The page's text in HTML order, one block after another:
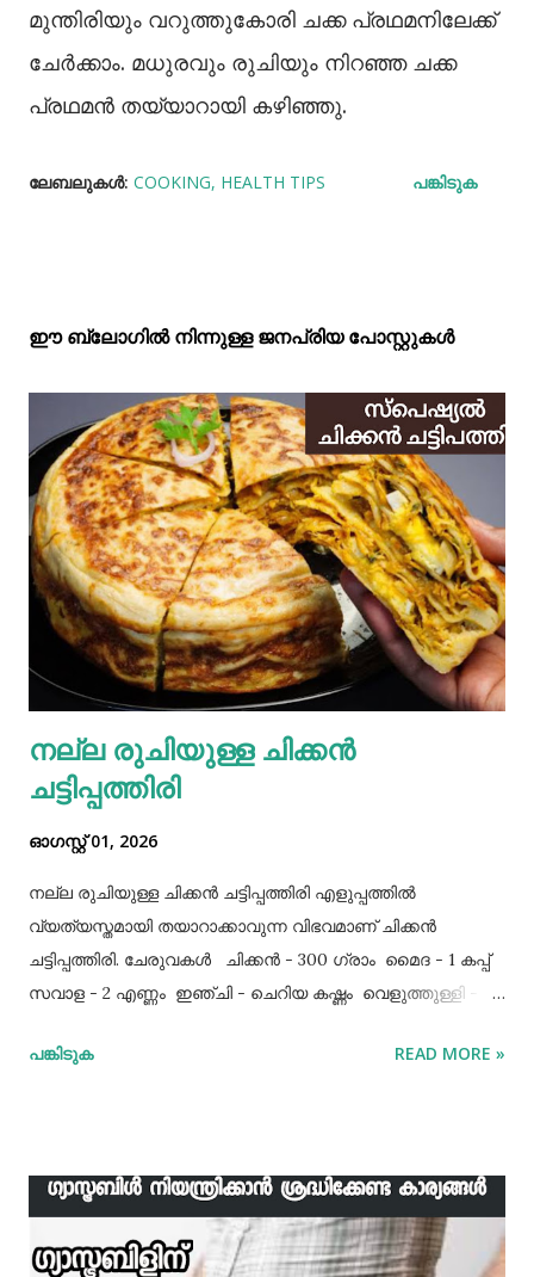
മുന്തിരിയും വറുത്തുകോരി ചക്ക പ്രഥമനിലേക്ക്
ചേർക്കാം. മധുരവും രുചിയും നിറഞ്ഞ ചക്ക
പ്രഥമൻ തയ്യാറായി കഴിഞ്ഞു.
ലേബലുകള്‍: COOKING HEALTH TIPS പങ്കിടുക
ഈ ബ്ലോഗിൽ നിന്നുള്ള ജനപ്രിയ പോസ്റ്റുകള്‍‌
നല്ല രുചിയുള്ള ചിക്കൻ
ചട്ടിപ്പത്തിരി
ഓഗസ്റ്റ് 01, 2026
നല്ല രുചിയുള്ള ചിക്കൻ ചട്ടിപ്പത്തിരി എളുപ്പത്തിൽ
വ്യത്യസ്തമായി തയാറാക്കാവുന്ന വിഭവമാണ് ചിക്കൻ
ചട്ടിപ്പത്തിരി. ചേരുവകൾ ചിക്കൻ - 300 ഗ്രാം മൈദ - 1 കപ്പ്‌
സവാള - 2 എണ്ണം ഇഞ്ചി - ചെറിയ കഷ്ണം വെളുത്തുള്ളി - 5
വിധം ചിക്കൻ കുറച്ച് ഉപ്പും കുരുമുളകുപൊടിയും
ഇഞ്ചി വെളുത്തുള്ളി, സവാള എന്നിവ ചേർത്ത് വഴറ്റാം.
ഇതിൽ പൊടികളെല്ലാം ചേർത്ത് ചൂടാക്കിയശേഷം വേവിച്ച്
മാറ്റിവച്ച ചിക്കൻ ചേർത്ത് ഒന്ന് ഇളകിയെടുക്കാം. ഇനി ഒരു
പങ്കിടുക READ MORE »